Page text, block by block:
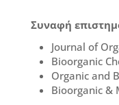
Συναφή
Journal of
Bioorganic
Organic and
Bioorganic &